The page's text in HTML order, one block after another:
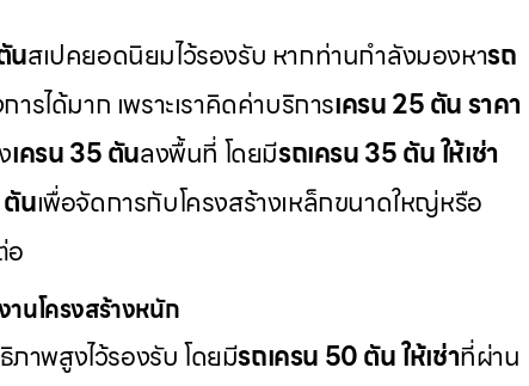
นสเปคยอดนิยมไว้รองรับ หากท่านกำลังมองหารถ
รได้มาก เพราะเราคิดค่าบริการเครน 25 ตัน ราคา
เครน 35 ตันลงพื้นที่ โดยมีรถเครน 35 ตัน ให้เช่า
ตันเพื่อจัดการกับโครงสร้างเหล็กขนาดใหญ่หรือ
อ
านโครงสร้างหนัก
ภาพสูงไว้รองรับ โดยมีรถเครน 50 ตัน ให้เช่าที่ผ่าน